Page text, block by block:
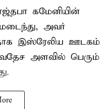
கமேனியின்
அவர்
இஸ்ரேலிய ஊடகம்
அளவில் பெரும்